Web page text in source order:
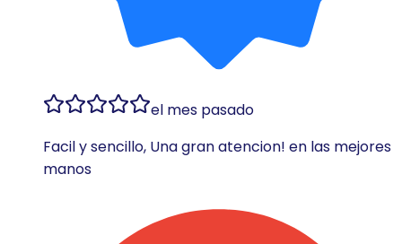
el mes pasado
Facil y sencillo, Una gran atencion! en las mejores
manos